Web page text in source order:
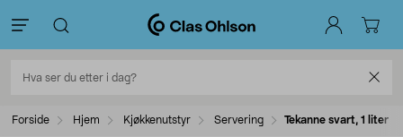
Forside Hjem Kjøkkenutstyr Servering Tekanne svart, 1 liter